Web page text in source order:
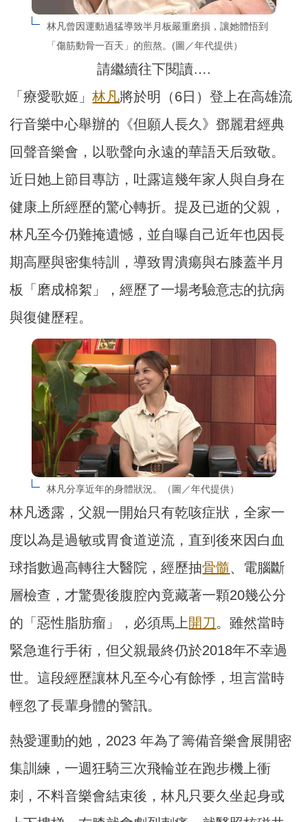
林凡曾因運動過猛導致半月板嚴重磨損，讓她體悟到
「傷筋動骨一百天」的煎熬。(圖／年代提供）
請繼續往下閱讀….
「療愛歌姬」林凡將於明（6日）登上在高雄流
行音樂中心舉辦的《但願人長久》鄧麗君經典
回聲音樂會，以歌聲向永遠的華語天后致敬。
近日她上節目專訪，吐露這幾年家人與自身在
健康上所經歷的驚心轉折。提及已逝的父親，
林凡至今仍難掩遺憾，並自曝自己近年也因長
期高壓與密集特訓，導致胃潰瘍與右膝蓋半月
板「磨成棉絮」，經歷了一場考驗意志的抗病
與復健歷程。
林凡分享近年的身體狀況。（圖／年代提供）
林凡透露，父親一開始只有乾咳症狀，全家一
度以為是過敏或胃食道逆流，直到後來因白血
球指數過高轉往大醫院，經歷抽骨髓、電腦斷
層檢查，才驚覺後腹腔內竟藏著一顆20幾公分
的「惡性脂肪瘤」，必須馬上開刀。雖然當時
緊急進行手術，但父親最終仍於2018年不幸過
世。這段經歷讓林凡至今心有餘悸，坦言當時
輕忽了長輩身體的警訊。
熱愛運動的她，2023 年為了籌備音樂會展開密
集訓練，一週狂騎三次飛輪並在跑步機上衝
刺，不料音樂會結束後，林凡只要久坐起身或